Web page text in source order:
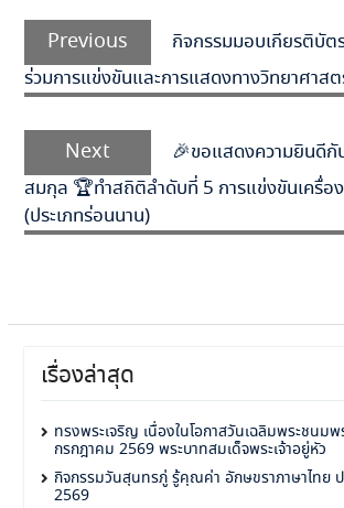
เรื่อง
Previous
Previous
post:
กิจกรรมมอบเกียรติบัต
ร่วมการแข่งขันและการแสดงทางวิทยาศาส
Next
Next
post:
🎉ขอแสดงความยินดีกั
สมกุล 🏆ทำสถิติลำดับที่ 5 การแข่งขันเครื่อ
(ประเภทร่อนนาน)
เรื่องล่าสุด
ทรงพระเจริญ เนื่องในโอกาสวันเฉลิมพระชนม
กรกฎาคม 2569 พระบาทสมเด็จพระเจ้าอยู่หัว
กิจกรรมวันสุนทรภู่ รู้คุณค่า อักษขราภาษาไทย ป
2569